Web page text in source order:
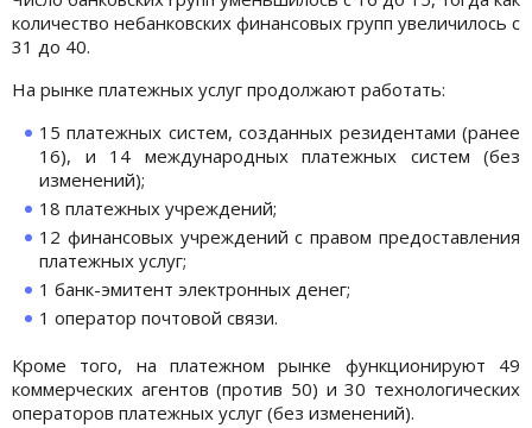
количество небанковских финансовых групп увеличилось с
31 до 40.
На рынке платежных услуг продолжают работать:
15 платежных систем, созданных резидентами (ранее
16), и 14 международных платежных систем (без
изменений);
18 платежных учреждений;
12 финансовых учреждений с правом предоставления
платежных услуг;
1 банк-эмитент электронных денег;
1 оператор почтовой связи.
Кроме того, на платежном рынке функционируют 49
коммерческих агентов (против 50) и 30 технологических
операторов платежных услуг (без изменений).